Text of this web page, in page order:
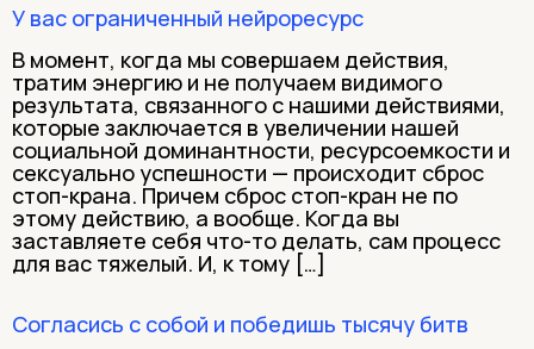
У вас ограниченный нейроресурс
В момент, когда мы совершаем действия,
тратим энергию и не получаем видимого
результата, связанного с нашими действиями,
которые заключается в увеличении нашей
социальной доминантности, ресурсоемкости и
сексуально успешности — происходит сброс
стоп-крана. Причем сброс стоп-кран не по
этому действию, а вообще. Когда вы
заставляете себя что-то делать, сам процесс
для вас тяжелый. И, к тому […]
Согласись с собой и победишь тысячу битв